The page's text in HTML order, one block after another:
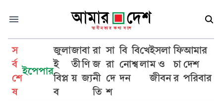
স
র্ব
শে
ষ
ইপেপার
জুলা
ই
বিপ্ল
ব
জা
তী
য়
বা
ণি
জ্য
রা
জ
নী
তি
সা
রা
দে
শ
বি
নো
দন
বি
শ্ব
খে
লা
ইসলা
ম ও
জীবন
ফি
চা
র
আমার
দেশ
পরিবার